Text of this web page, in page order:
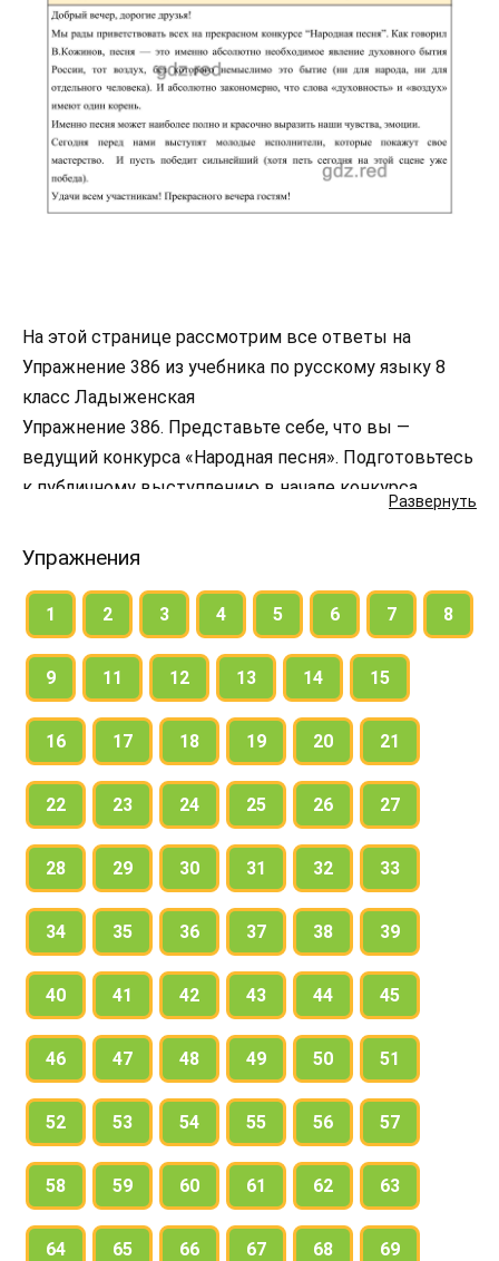
Развернуть
На этой странице рассмотрим все ответы на
Упражнение 386 из учебника по русскому языку 8
класс Ладыженская
Упражнение 386. Представьте себе, что вы —
ведущий конкурса «Народная песня». Подготовьтесь
к публичному выступлению в начале конкурса.
Обратитесь с этим публичным выступлением к
или старшим школьникам. Применяйте самые
различные доказательства (факты, примеры, ссылки
на авторитет), но при этом не будьте категоричны
(используйте вводные и вставные конструкции).
Каким призывом можно закончить ваше
выступление?
Упражнения
1 2 3 4 5 6 7 8
9 11 12 13 14 15
16 17 18 19 20 21
22 23 24 25 26 27
28 29 30 31 32 33
34 35 36 37 38 39
40 41 42 43 44 45
46 47 48 49 50 51
52 53 54 55 56 57
58 59 60 61 62 63
64 65 66 67 68 69